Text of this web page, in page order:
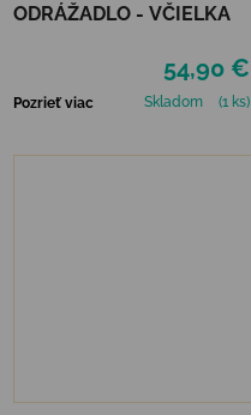
ODRÁŽADLO - VČIELKA
54,90 €
Pozrieť viac Skladom (1 ks)